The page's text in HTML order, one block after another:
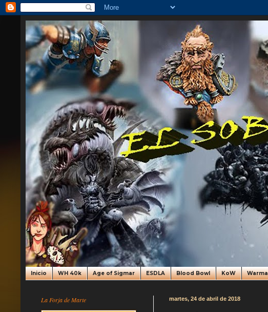
Inicio WH 40k Age of Sigmar ESDLA Blood Bowl KoW
martes, 24 de abril de 2018
La Forja de Marte